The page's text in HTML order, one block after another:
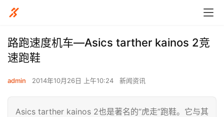
路跑速度机车—Asics tarther kainos 2竞
速跑鞋
admin 2014年10月26日 上午10:24 新闻资讯
Asics tarther kainos 2也是著名的“虎走”跑鞋。它与其